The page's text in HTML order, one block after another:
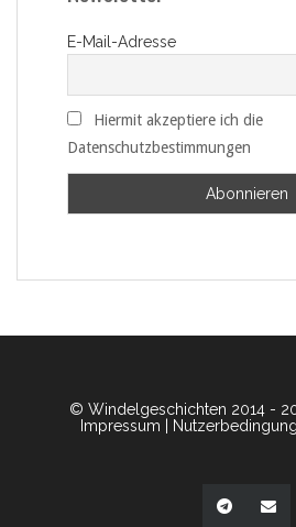
E-Mail-Adresse
Hiermit akzeptiere ich die
Datenschutzbestimmungen
© Windelgeschichten 2014 -
Impressum